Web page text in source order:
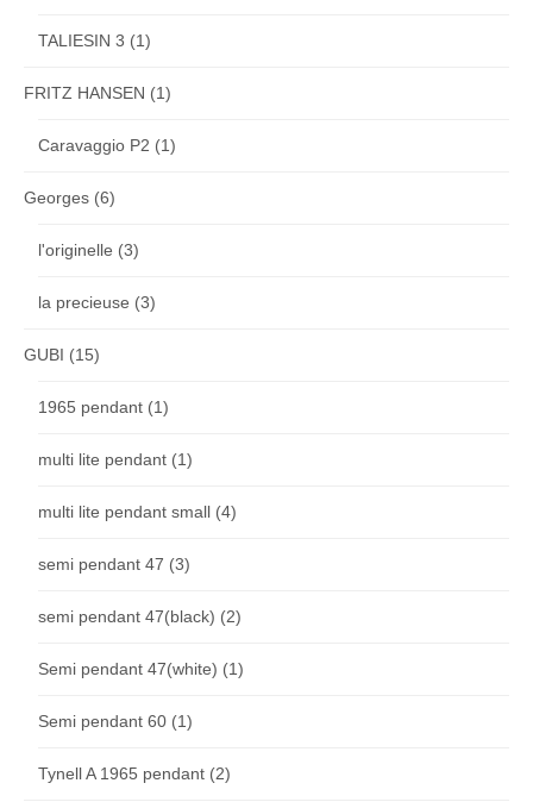
TALIESIN 3 (1)
FRITZ HANSEN (1)
Caravaggio P2 (1)
Georges (6)
l'originelle (3)
la precieuse (3)
GUBI (15)
1965 pendant (1)
multi lite pendant (1)
multi lite pendant small (4)
semi pendant 47 (3)
semi pendant 47(black) (2)
Semi pendant 47(white) (1)
Semi pendant 60 (1)
Tynell A 1965 pendant (2)